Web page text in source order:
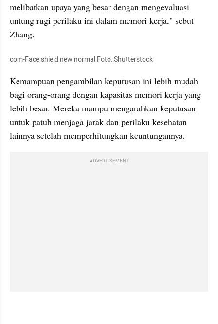
melibatkan upaya yang besar dengan mengevaluasi
untung rugi perilaku ini dalam memori kerja," sebut
Zhang.
com-Face shield new normal Foto: Shutterstock
Kemampuan pengambilan keputusan ini lebih mudah
bagi orang-orang dengan kapasitas memori kerja yang
lebih besar. Mereka mampu mengarahkan keputusan
untuk patuh menjaga jarak dan perilaku kesehatan
lainnya setelah memperhitungkan keuntungannya.
ADVERTISEMENT